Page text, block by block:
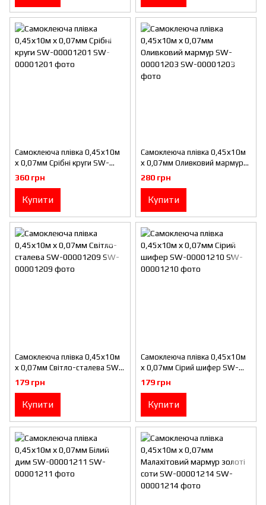
Самоклеюча плівка 0,45х10м
х 0,07мм Срібні круги SW-
00001201
360 грн
Купити
Самоклеюча плівка 0,45х10м
х 0,07мм Оливковий мармур
SW-00001203
280 грн
Купити
Самоклеюча плівка 0,45х10м
х 0,07мм Світло-сталева SW-
00001209
179 грн
Купити
Самоклеюча плівка 0,45х10м
х 0,07мм Сірий шифер SW-
00001210
179 грн
Купити